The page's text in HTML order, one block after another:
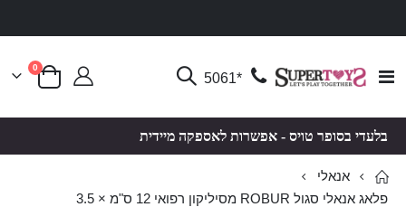
Toggle
*5061 סל קניות
0פריטים
בלעדי בסופר טויס - אפשרות לאספקה מיידית
אנאלי
פלאג אנאלי סגול ROBUR מסיליקון רפואי 12 ס"מ × 3.5